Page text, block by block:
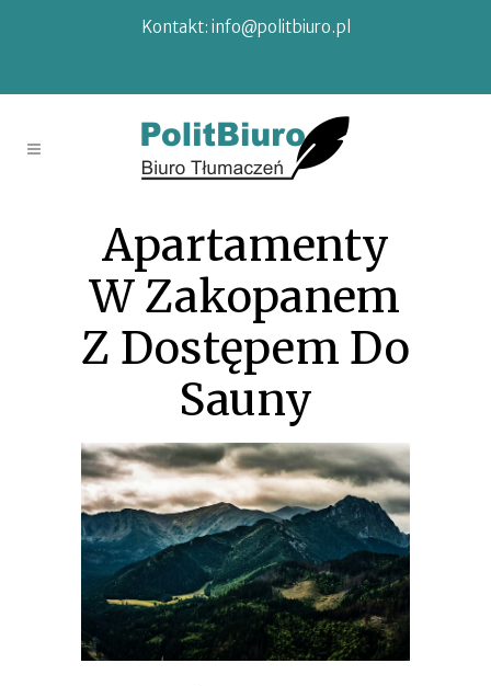
Kontakt: info@politbiuro.pl
Apartamenty
W Zakopanem
Z Dostępem Do
Sauny